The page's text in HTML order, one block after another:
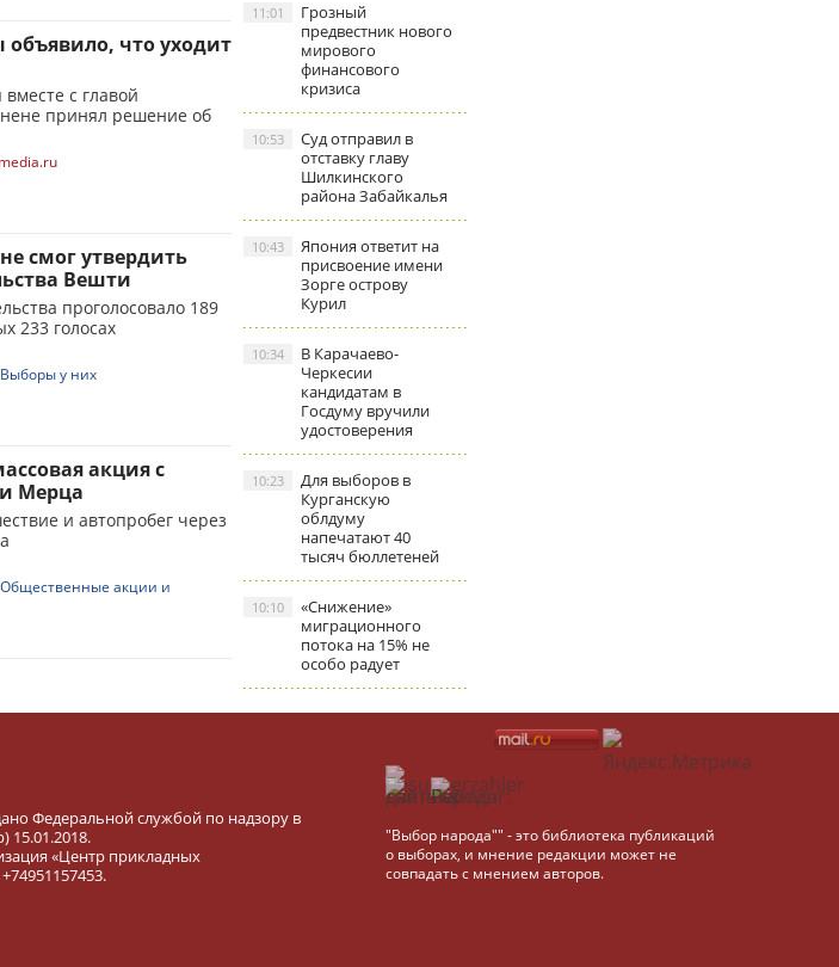
что уходит
с главой
принял решение об
смог утвердить
Вешти
проголосовало 189
233 голосах
Выборы у них
акция с
Мерца
и автопробег через
Общественные акции и
Грозный
предвестник нового
мирового
финансового
кризиса
11:01
Суд отправил в
отставку главу
Шилкинского
района Забайкалья
10:53
Япония ответит на
присвоение имени
Зорге острову
Курил
10:43
В Карачаево-
Черкесии
кандидатам в
Госдуму вручили
удостоверения
10:34
Для выборов в
Курганскую
облдуму
напечатают 40
тысяч бюллетеней
10:23
«Снижение»
миграционного
потока на 15% не
особо радует
10:10
Федеральной службой по надзору в
15.01.2018.
«Центр прикладных
"Выбор народа"" - это библиотека публикаций
о выборах, и мнение редакции может не
совпадать с мнением авторов.